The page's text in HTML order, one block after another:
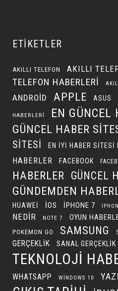
ETIKETLER
AKILLI TELEFON AKILLI
TELEFON HABERLERI
ANDROID APPLE ASUS
HABERLERI EN GÜNCEL
GÜNCEL HABER
SITESI
EN IYI HABER SITESI
HABERLER
FACEBOOK
HABERLER
GÜNCEL
GÜNDEMDEN
HUAWEI IOS IPHONE 7
NEDIR NOTE 7 OYUN
POKEMON GO SAMSUNG
GERÇEKLIK
SANAL GERÇEKLIK
TEKNOLOJI
WHATSAPP WINDOWS 10